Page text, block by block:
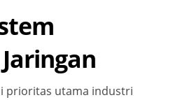
prioritas utama industri